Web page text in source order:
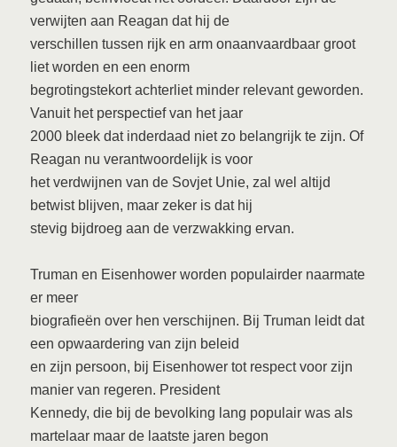
verwijten aan Reagan dat hij de
verschillen tussen rijk en arm onaanvaardbaar groot
liet worden en een enorm
begrotingstekort achterliet minder relevant geworden.
Vanuit het perspectief van het jaar
2000 bleek dat inderdaad niet zo belangrijk te zijn. Of
Reagan nu verantwoordelijk is voor
het verdwijnen van de Sovjet Unie, zal wel altijd
betwist blijven, maar zeker is dat hij
stevig bijdroeg aan de verzwakking ervan.
Truman en Eisenhower worden populairder naarmate
er meer
biografieën over hen verschijnen. Bij Truman leidt dat
een opwaardering van zijn beleid
en zijn persoon, bij Eisenhower tot respect voor zijn
manier van regeren. President
Kennedy, die bij de bevolking lang populair was als
martelaar maar de laatste jaren begon